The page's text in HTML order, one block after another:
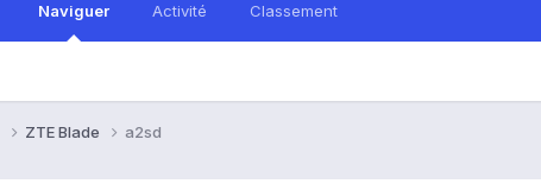
Naviguer Activité Classement
ZTE Blade a2sd